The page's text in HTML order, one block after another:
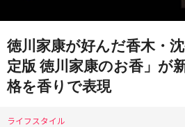
徳川家康が好んだ香木・
定版 徳川家康のお香」が
格を香りで表現
ライフスタイル